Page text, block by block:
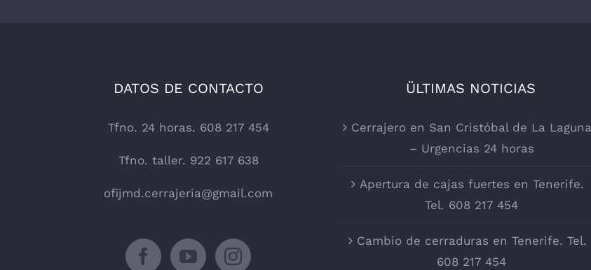
DATOS DE CONTACTO
Tfno. 24 horas. 608 217 454
Tfno. taller. 922 617 638
ofijmd.cerrajeria@gmail.com
ÜLTIMAS NOTICIAS
Cerrajero en San Cristóbal de La Laguna
– Urgencias 24 horas
Apertura de cajas fuertes en Tenerife.
Tel. 608 217 454
Cambio de cerraduras en Tenerife. Tel.
608 217 454